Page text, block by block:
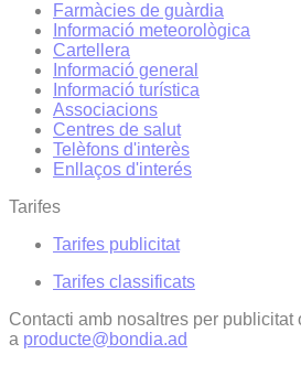
Farmàcies de guàrdia
Informació meteorològica
Cartellera
Informació general
Informació turística
Associacions
Centres de salut
Telèfons d'interès
Enllaços d'interés
Tarifes
Tarifes publicitat
Tarifes classificats
Contacti amb nosaltres per
a producte@bondia.ad